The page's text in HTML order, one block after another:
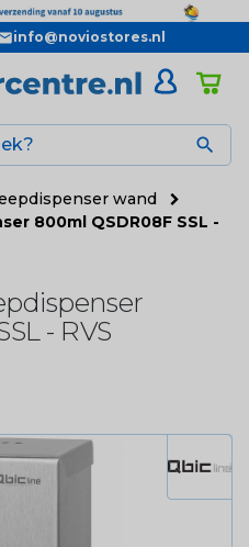
info@noviostores.nl

wand
800ml QSDR08F SSL -
- RVS